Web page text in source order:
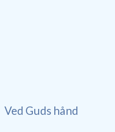
Ved Guds hånd